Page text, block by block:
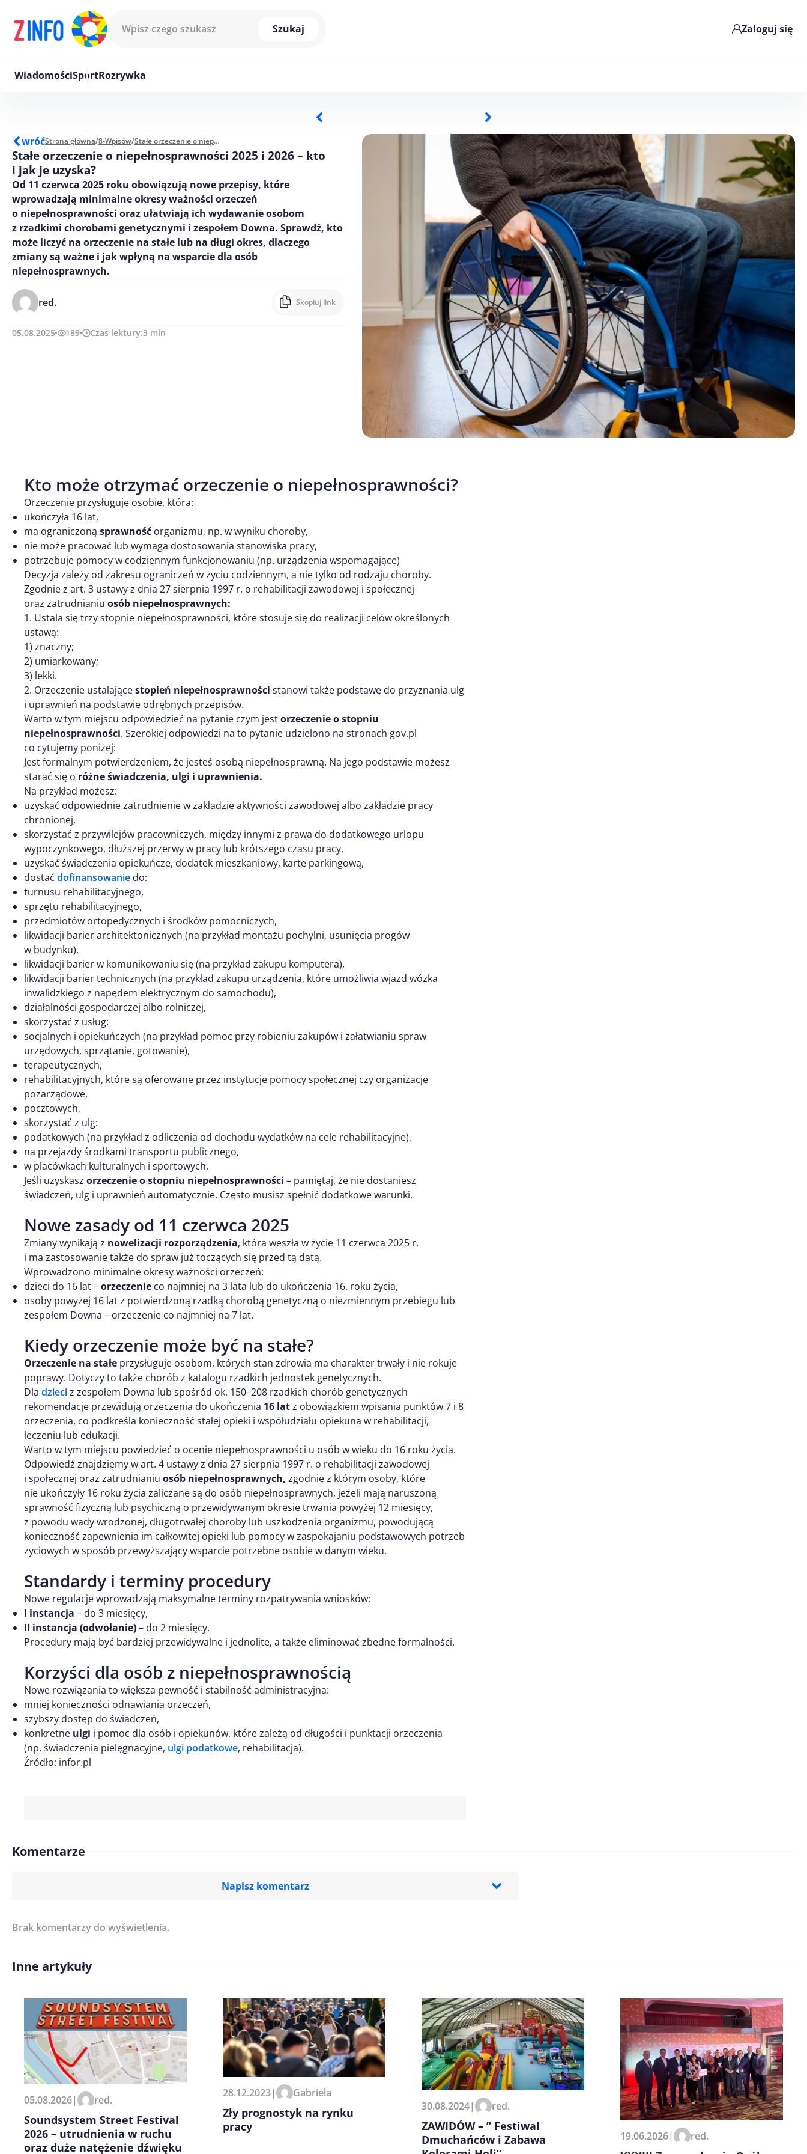
Szukaj
Zaloguj się
WiadomościSportRozrywka
wróćStrona główna/8-Wpisów/ Stałe orzeczenie o niepełnosprawności 2025 i 2026 – kto i jak je uzyska?
Stałe orzeczenie o niepełnosprawności 2025 i 2026 – kto
i jak je uzyska?
Od 11 czerwca 2025 roku obowiązują nowe przepisy, które
wprowadzają minimalne okresy ważności orzeczeń
o niepełnosprawności oraz ułatwiają ich wydawanie osobom
z rzadkimi chorobami genetycznymi i zespołem Downa. Sprawdź, kto
może liczyć na orzeczenie na stałe lub na długi okres, dlaczego
zmiany są ważne i jak wpłyną na wsparcie dla osób
niepełnosprawnych.
red. Skopiuj link
05.08.2025 189 Czas lektury:3 min
Kto może otrzymać orzeczenie o niepełnosprawności?
Orzeczenie przysługuje osobie, która:
ukończyła 16 lat,
ma ograniczoną sprawność organizmu, np. w wyniku choroby,
nie może pracować lub wymaga dostosowania stanowiska pracy,
potrzebuje pomocy w codziennym funkcjonowaniu (np. urządzenia wspomagające)
Decyzja zależy od zakresu ograniczeń w życiu codziennym, a nie tylko od rodzaju choroby.
Zgodnie z art. 3 ustawy z dnia 27 sierpnia 1997 r. o rehabilitacji zawodowej i społecznej
oraz zatrudnianiu osób niepełnosprawnych:
1. Ustala się trzy stopnie niepełnosprawności, które stosuje się do realizacji celów określonych
ustawą:
1) znaczny;
2) umiarkowany;
3) lekki.
2. Orzeczenie ustalającestopień niepełnosprawności stanowi także podstawę do przyznania ulg
i uprawnień na podstawie odrębnych przepisów.
Warto w tym miejscu odpowiedzieć na pytanie czym jestorzeczenie o stopniu
niepełnosprawności. Szerokiej odpowiedzi na to pytanie udzielono na stronach gov.pl
co cytujemy poniżej:
Jest formalnym potwierdzeniem, że jesteś osobą niepełnosprawną. Na jego podstawie możesz
starać się o różne świadczenia, ulgi i uprawnienia.
Na przykład możesz:
uzyskać odpowiednie zatrudnienie w zakładzie aktywności zawodowej albo zakładzie pracy
chronionej,
skorzystać z przywilejów pracowniczych, między innymi z prawa do dodatkowego urlopu
wypoczynkowego, dłuższej przerwy w pracy lub krótszego czasu pracy,
uzyskać świadczenia opiekuńcze, dodatek mieszkaniowy, kartę parkingową,
dostać dofinansowanie do:
turnusu rehabilitacyjnego,
sprzętu rehabilitacyjnego,
przedmiotów ortopedycznych i środków pomocniczych,
likwidacji barier architektonicznych (na przykład montażu pochylni, usunięcia progów
w budynku),
likwidacji barier w komunikowaniu się (na przykład zakupu komputera),
likwidacji barier technicznych (na przykład zakupu urządzenia, które umożliwia wjazd wózka
inwalidzkiego z napędem elektrycznym do samochodu),
działalności gospodarczej albo rolniczej,
skorzystać z usług:
socjalnych i opiekuńczych (na przykład pomoc przy robieniu zakupów i załatwianiu spraw
urzędowych, sprzątanie, gotowanie),
terapeutycznych,
rehabilitacyjnych, które są oferowane przez instytucje pomocy społecznej czy organizacje
pozarządowe,
pocztowych,
skorzystać z ulg:
podatkowych (na przykład z odliczenia od dochodu wydatków na cele rehabilitacyjne),
na przejazdy środkami transportu publicznego,
w placówkach kulturalnych i sportowych.
Jeśli uzyskasz orzeczenie o stopniu niepełnosprawności – pamiętaj, że nie dostaniesz
świadczeń, ulg i uprawnień automatycznie. Często musisz spełnić dodatkowe warunki.
Nowe zasady od 11 czerwca 2025
Zmiany wynikają z nowelizacji rozporządzenia, która weszła w życie 11 czerwca 2025 r.
i ma zastosowanie także do spraw już toczących się przed tą datą.
Wprowadzono minimalne okresy ważności orzeczeń:
dzieci do 16 lat –orzeczenie co najmniej na 3 lata lub do ukończenia 16. roku życia,
osoby powyżej 16 lat z potwierdzoną rzadką chorobą genetyczną o niezmiennym przebiegu lub
zespołem Downa – orzeczenie co najmniej na 7 lat.
Kiedy orzeczenie może być na stałe?
Orzeczenie na stałe przysługuje osobom, których stan zdrowia ma charakter trwały i nie rokuje
poprawy. Dotyczy to także chorób z katalogu rzadkich jednostek genetycznych.
Dla dzieciz zespołem Downa lub spośród ok. 150–208 rzadkich chorób genetycznych
rekomendacje przewidują orzeczenia do ukończenia 16 latz obowiązkiem wpisania punktów 7 i 8
orzeczenia, co podkreśla konieczność stałej opieki i współudziału opiekuna w rehabilitacji,
leczeniu lub edukacji.
Warto w tym miejscu powiedzieć o ocenie niepełnosprawności u osób w wieku do 16 roku życia.
Odpowiedź znajdziemy w art. 4 ustawy z dnia 27 sierpnia 1997 r. o rehabilitacji zawodowej
i społecznej oraz zatrudnianiu osób niepełnosprawnych, zgodnie z którym osoby, które
nie ukończyły 16 roku życia zaliczane są do osób niepełnosprawnych, jeżeli mają naruszoną
sprawność fizyczną lub psychiczną o przewidywanym okresie trwania powyżej 12 miesięcy,
z powodu wady wrodzonej, długotrwałej choroby lub uszkodzenia organizmu, powodującą
konieczność zapewnienia im całkowitej opieki lub pomocy w zaspokajaniu podstawowych potrzeb
życiowych w sposób przewyższający wsparcie potrzebne osobie w danym wieku.
Standardy i terminy procedury
Nowe regulacje wprowadzają maksymalne terminy rozpatrywania wniosków:
I instancja – do 3 miesięcy,
II instancja (odwołanie)– do 2 miesięcy.
Procedury mają być bardziej przewidywalne i jednolite, a także eliminować zbędne formalności.
Korzyści dla osób z niepełnosprawnością
Nowe rozwiązania to większa pewność i stabilność administracyjna:
mniej konieczności odnawiania orzeczeń,
szybszy dostęp do świadczeń,
konkretne ulgi i pomoc dla osób i opiekunów, które zależą od długości i punktacji orzeczenia
(np. świadczenia pielęgnacyjne, ulgi podatkowe, rehabilitacja).
Źródło: infor.pl
Komentarze
Napisz komentarz
Imię/ Nick*
Zapamiętaj moje dane w tej przeglądarce podczas pisania
kolejnych komentarzy.
Brak komentarzy do wyświetlenia.
Inne artykuły
05.08.2026| red.
Soundsystem Street Festival
2026 – utrudnienia w ruchu
oraz duże natężenie dźwięku
28.12.2023| Gabriela
Zły prognostyk na rynku
pracy
30.08.2024| red.
ZAWIDÓW – ” Festiwal
Dmuchańców i Zabawa
19.06.2026| red.